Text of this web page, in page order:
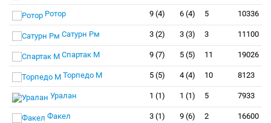
Ротор 9 (4) 6 (4) 5 10336
Сатурн Рм 3 (2) 3 (3) 3 11100
Спартак М 9 (7) 5 (5) 11 19026
Торпедо М 5 (5) 4 (4) 10 8123
Уралан 1 (1) 1 (1) 5 7933
Факел 3 (1) 9 (6) 2 16600